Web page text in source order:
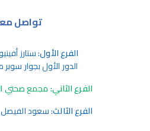
تواصل
الفرع الأول:ستارز
الدور الأول بجوار
الفرع الثاني:مجمع صحتي
الفرع الثالث:سعود الفيصل